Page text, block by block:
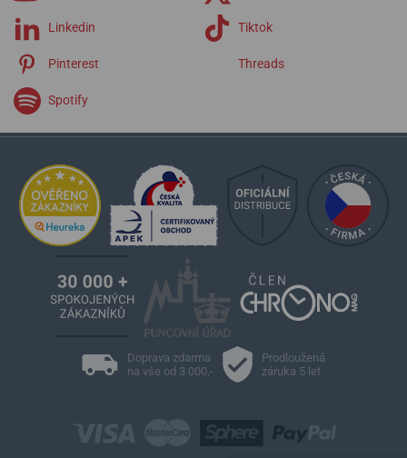
Linkedin Tiktok
Pinterest Threads
Spotify
Doprava zdarma
na vše od 3 000,-
Prodloužená
záruka 5 let